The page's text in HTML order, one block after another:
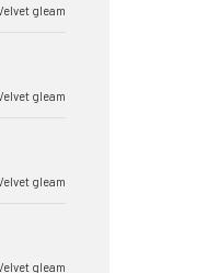
gleam
gleam
gleam
gleam